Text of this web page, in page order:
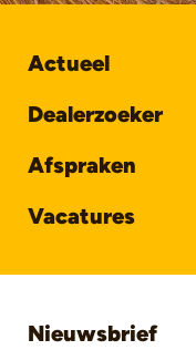
Actueel
Dealerzoeker
Afspraken
Vacatures
Nieuwsbrief